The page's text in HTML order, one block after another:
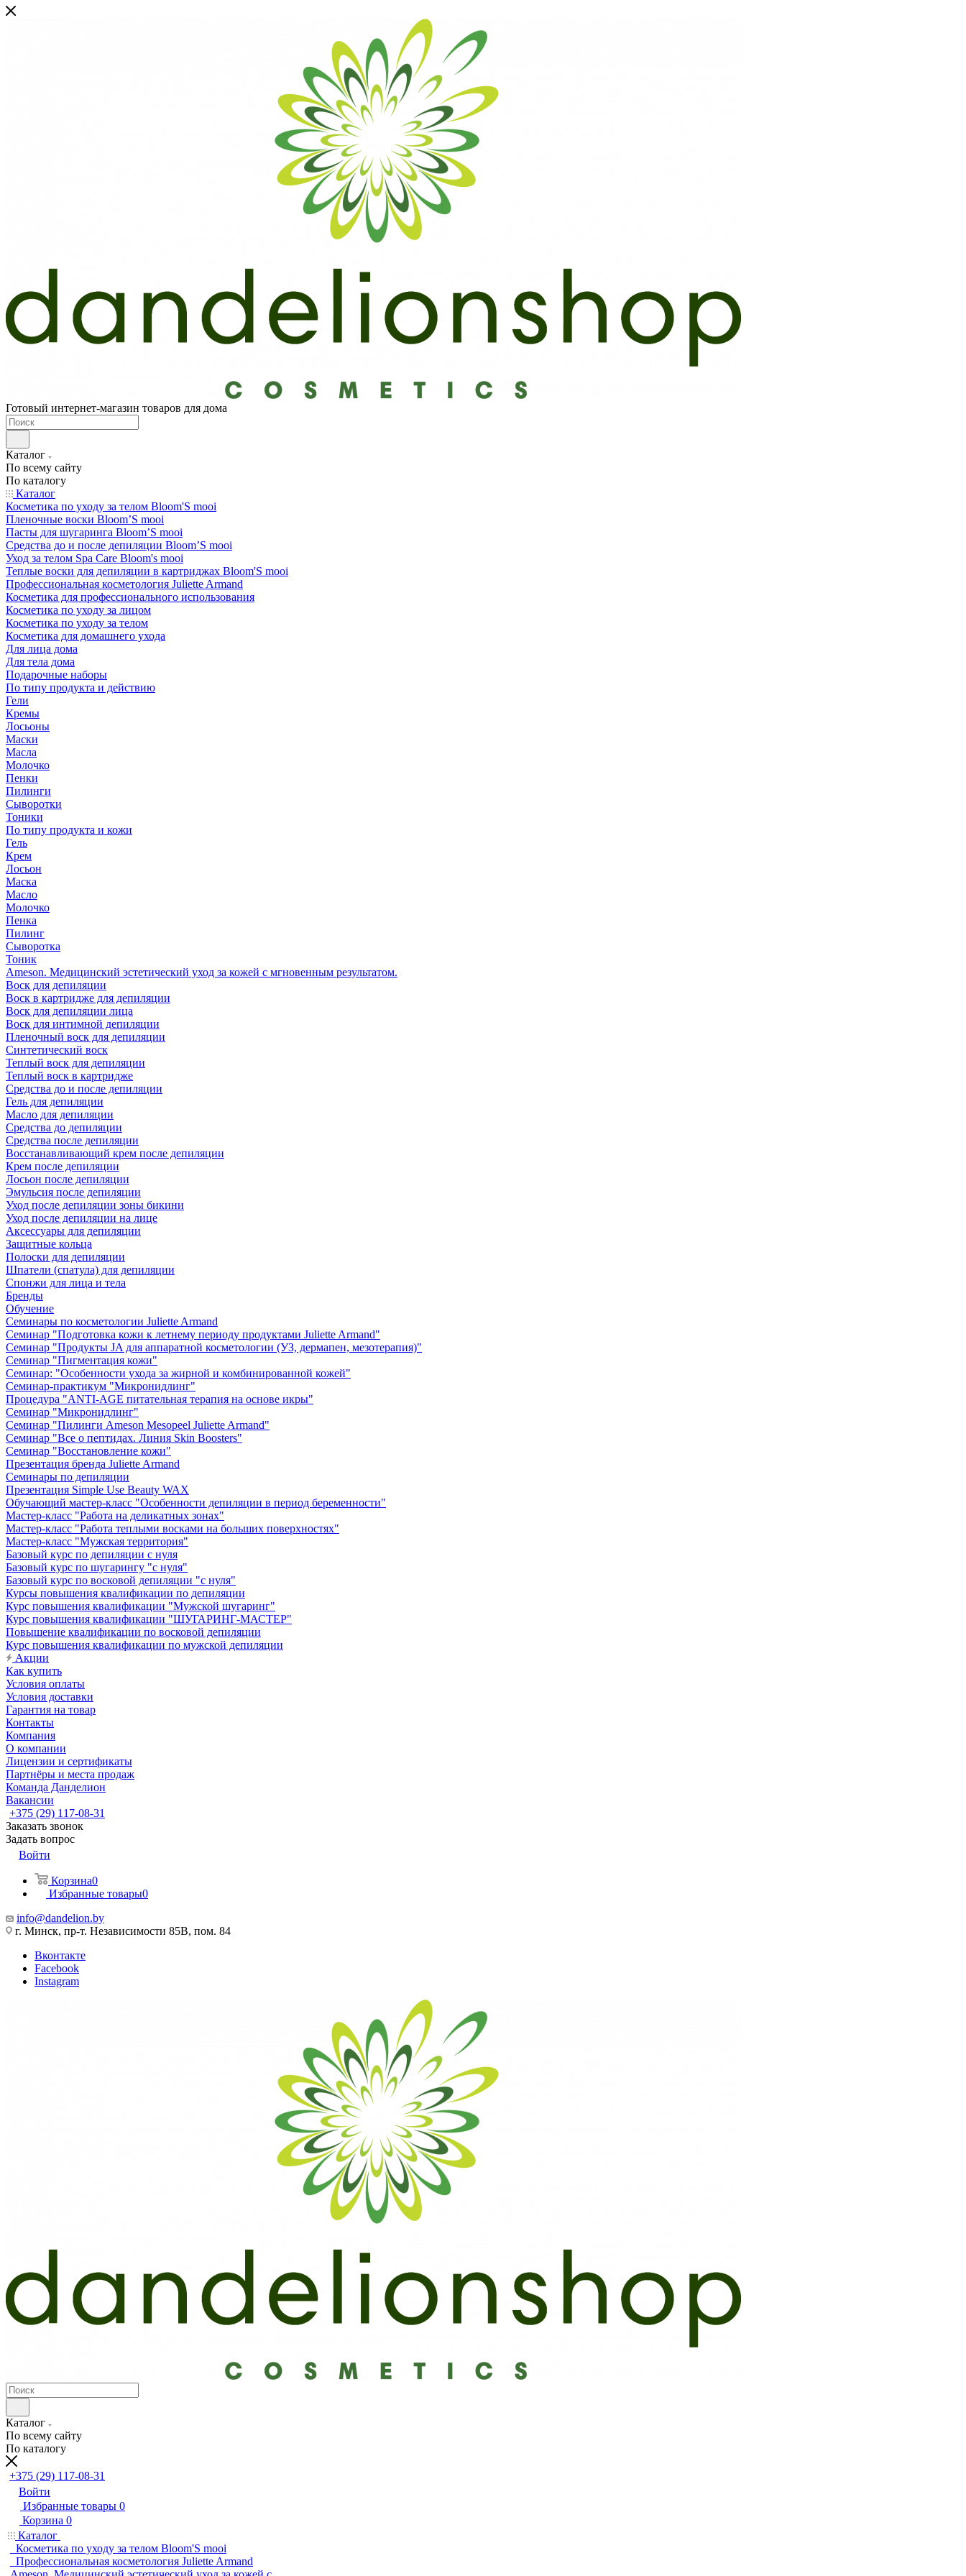
Готовый интернет-магазин товаров для дома
Каталог
По всему сайту
По каталогу
Каталог
Косметика по уходу за телом Bloom'S mooi
Пленочные воски Bloom’S mooi
Пасты для шугаринга Bloom’S mooi
Средства до и после депиляции Bloom’S mooi
Уход за телом Spa Care Bloom's mooi
Теплые воски для депиляции в картриджах Bloom'S mooi
Профессиональная косметология Juliette Armand
Косметика для профессионального использования
Косметика по уходу за лицом
Косметика по уходу за телом
Косметика для домашнего ухода
Для лица дома
Для тела дома
Подарочные наборы
По типу продукта и действию
Гели
Кремы
Лосьоны
Маски
Масла
Молочко
Пенки
Пилинги
Сыворотки
Тоники
По типу продукта и кожи
Гель
Крем
Лосьон
Маска
Масло
Молочко
Пенка
Пилинг
Сыворотка
Тоник
Ameson. Медицинский эстетический уход за кожей с мгновенным результатом.
Воск для депиляции
Воск в картридже для депиляции
Воск для депиляции лица
Воск для интимной депиляции
Пленочный воск для депиляции
Синтетический воск
Теплый воск для депиляции
Теплый воск в картридже
Средства до и после депиляции
Гель для депиляции
Масло для депиляции
Средства до депиляции
Средства после депиляции
Восстанавливающий крем после депиляции
Крем после депиляции
Лосьон после депиляции
Эмульсия после депиляции
Уход после депиляции зоны бикини
Уход после депиляции на лице
Аксессуары для депиляции
Защитные кольца
Полоски для депиляции
Шпатели (спатула) для депиляции
Спонжи для лица и тела
Бренды
Обучение
Семинары по косметологии Juliette Armand
Семинар "Подготовка кожи к летнему периоду продуктами Juliette Armand"
Семинар "Продукты JA для аппаратной косметологии (УЗ, дермапен, мезотерапия)"
Семинар "Пигментация кожи"
Семинар: "Особенности ухода за жирной и комбинированной кожей"
Семинар-практикум "Микронидлинг"
Процедура "ANTI-AGE питательная терапия на основе икры"
Семинар "Микронидлинг"
Семинар "Пилинги Ameson Mesopeel Juliette Armand"
Семинар "Все о пептидах. Линия Skin Boosters"
Семинар "Восстановление кожи"
Презентация бренда Juliette Armand
Семинары по депиляции
Презентация Simple Use Beauty WAX
Обучающий мастер-класс "Особенности депиляции в период беременности"
Мастер-класс "Работа на деликатных зонах"
Мастер-класс "Работа теплыми восками на больших поверхностях"
Мастер-класс "Мужская территория"
Базовый курс по депиляции с нуля
Базовый курс по шугарингу "с нуля"
Базовый курс по восковой депиляции "с нуля"
Курсы повышения квалификации по депиляции
Курс повышения квалификации "Мужской шугаринг"
Курс повышения квалификации "ШУГАРИНГ-МАСТЕР"
Повышение квалификации по восковой депиляции
Курс повышения квалификации по мужской депиляции
Акции
Как купить
Условия оплаты
Условия доставки
Гарантия на товар
Контакты
Компания
О компании
Лицензии и сертификаты
Партнёры и места продаж
Команда Данделион
Вакансии
+375 (29) 117-08-31
Заказать звонок
Задать вопрос
Войти
Корзина0
Избранные товары0
info@dandelion.by
г. Минск, пр-т. Независимости 85В, пом. 84
Вконтакте
Facebook
Instagram
Каталог
По всему сайту
По каталогу
+375 (29) 117-08-31
Войти
Избранные товары 0
Корзина 0
Каталог
Косметика по уходу за телом Bloom'S mooi
Профессиональная косметология Juliette Armand